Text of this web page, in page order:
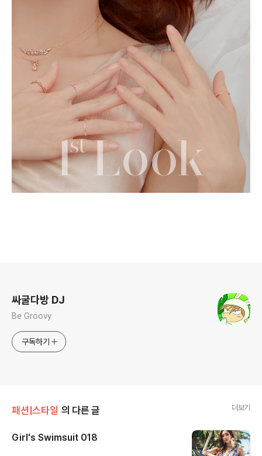
싸굴다방 DJ
Be Groovy
구독하기
패션|스타일 의 다른 글 더보기
Girl's Swimsuit 018